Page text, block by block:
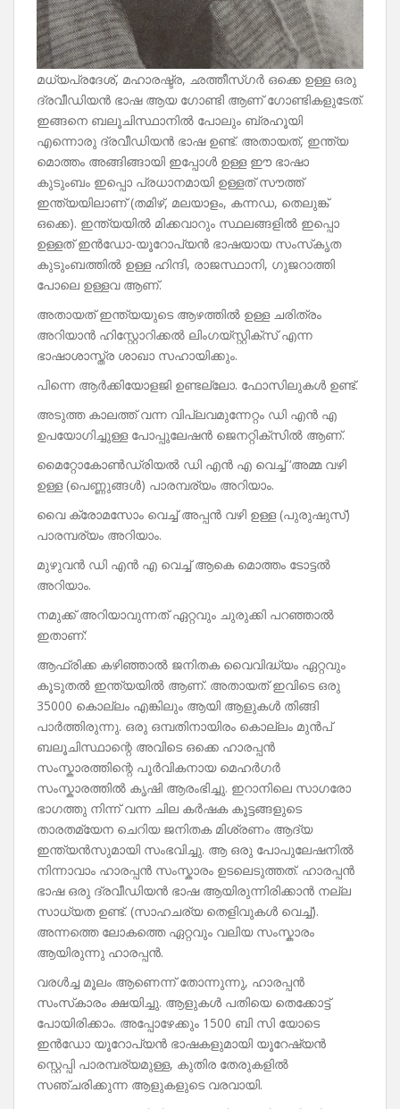
മധ്യപ്രദേശ്, മഹാരഷ്ട്ര, ഛത്തീസ്ഗർ ഒക്കെ ഉള്ള ഒരു
ദ്രവീഡിയൻ ഭാഷ ആയ ഗോണ്ടി ആണ് ഗോണ്ടികളുടേത്.
ഇങ്ങനെ ബലൂചിസ്ഥാനിൽ പോലും ബ്രഹൂയി
എന്നൊരു ദ്രവീഡിയൻ ഭാഷ ഉണ്ട്. അതായത്, ഇന്ത്യ
മൊത്തം അങ്ങിങ്ങായി ഇപ്പോൾ ഉള്ള ഈ ഭാഷാ
കുടുംബം ഇപ്പൊ പ്രധാനമായി ഉള്ളത് സൗത്ത്
ഇന്ത്യയിലാണ് (തമിഴ്, മലയാളം, കന്നഡ, തെലുങ്ക്
ഒക്കെ). ഇന്ത്യയിൽ മിക്കവാറും സ്ഥലങ്ങളിൽ ഇപ്പൊ
ഉള്ളത് ഇൻഡോ-യൂറോപ്യൻ ഭാഷയായ സംസ്‌കൃത
കുടുംബത്തിൽ ഉള്ള ഹിന്ദി, രാജസ്ഥാനി, ഗുജറാത്തി
പോലെ ഉള്ളവ ആണ്.
അതായത് ഇന്ത്യയുടെ ആഴത്തിൽ ഉള്ള ചരിത്രം
അറിയാൻ ഹിസ്റ്റോറിക്കൽ ലിംഗയ്സ്റ്റിക്സ് എന്ന
ഭാഷാശാസ്ത്ര ശാഖാ സഹായിക്കും.
പിന്നെ ആർക്കിയോളജി ഉണ്ടല്ലോ. ഫോസിലുകൾ ഉണ്ട്.
അടുത്ത കാലത്ത് വന്ന വിപ്ലവമുന്നേറ്റം ഡി എൻ എ
ഉപയോഗിച്ചുള്ള പോപ്പുലേഷൻ ജെനറ്റിക്സിൽ ആണ്.
മൈറ്റോകോൺഡ്രിയൽ ഡി എൻ എ വെച്ച് ‘അമ്മ വഴി
ഉള്ള (പെണ്ണുങ്ങൾ) പാരമ്പര്യം അറിയാം.
വൈ ക്രോമസോം വെച്ച് അപ്പൻ വഴി ഉള്ള (പുരുഷുസ്)
പാരമ്പര്യം അറിയാം.
മുഴുവൻ ഡി എൻ എ വെച്ച് ആകെ മൊത്തം ടോട്ടൽ
അറിയാം.
നമുക്ക് അറിയാവുന്നത് ഏറ്റവും ചുരുക്കി പറഞ്ഞാൽ
ഇതാണ്:
ആഫ്രിക്ക കഴിഞ്ഞാൽ ജനിതക വൈവിദ്ധ്യം ഏറ്റവും
കൂടുതൽ ഇന്ത്യയിൽ ആണ്. അതായത് ഇവിടെ ഒരു
35000 കൊല്ലം എങ്കിലും ആയി ആളുകൾ തിങ്ങി
പാർത്തിരുന്നു. ഒരു ഒമ്പതിനായിരം കൊല്ലം മുൻപ്
ബലൂചിസ്ഥാന്റെ അവിടെ ഒക്കെ ഹാരപ്പൻ
സംസ്കാരത്തിന്റെ പൂർവികനായ മെഹർഗർ
സംസ്കാരത്തിൽ കൃഷി ആരംഭിച്ചു. ഇറാനിലെ സാഗരോ
ഭാഗത്തു നിന്ന് വന്ന ചില കർഷക കൂട്ടങ്ങളുടെ
താരതമ്യേന ചെറിയ ജനിതക മിശ്രണം ആദ്യ
ഇന്ത്യൻസുമായി സംഭവിച്ചു. ആ ഒരു പോപുലേഷനിൽ
നിന്നാവാം ഹാരപ്പൻ സംസ്കാരം ഉടലെടുത്തത്. ഹാരപ്പൻ
ഭാഷ ഒരു ദ്രവീഡിയൻ ഭാഷ ആയിരുന്നിരിക്കാൻ നല്ല
സാധ്യത ഉണ്ട്. (സാഹചര്യ തെളിവുകൾ വെച്ച്).
അന്നത്തെ ലോകത്തെ ഏറ്റവും വലിയ സംസ്കാരം
ആയിരുന്നു ഹാരപ്പൻ.
വരൾച്ച മൂലം ആണെന്ന് തോന്നുന്നു, ഹാരപ്പൻ
സംസ്‌കാരം ക്ഷയിച്ചു. ആളുകൾ പതിയെ തെക്കോട്ട്
പോയിരിക്കാം. അപ്പോഴേക്കും 1500 ബി സി യോടെ
ഇൻഡോ യൂറോപ്യൻ ഭാഷകളുമായി യൂറേഷ്യൻ
സ്റ്റെപ്പി പാരമ്പര്യമുള്ള, കുതിര തേരുകളിൽ
സഞ്ചരിക്കുന്ന ആളുകളുടെ വരവായി.